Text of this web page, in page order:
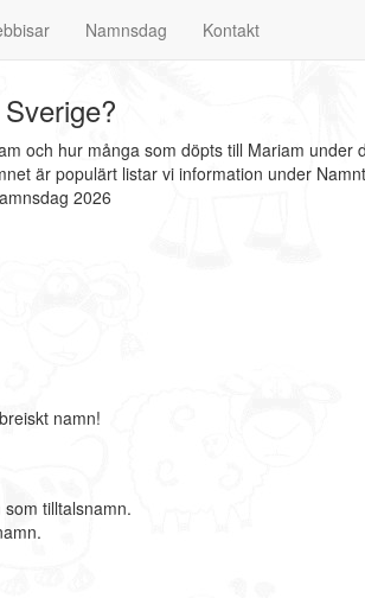
Namnsdag Kontakt
och hur många som döpts till Mariam under
är populärt listar vi information under
2026
namn!
tilltalsnamn.